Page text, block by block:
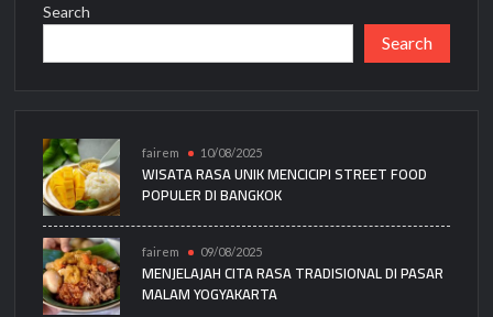
Search
Search
fairem 10/08/2025
WISATA RASA UNIK MENCICIPI STREET FOOD
POPULER DI BANGKOK
fairem 09/08/2025
MENJELAJAH CITA RASA TRADISIONAL DI PASAR
MALAM YOGYAKARTA